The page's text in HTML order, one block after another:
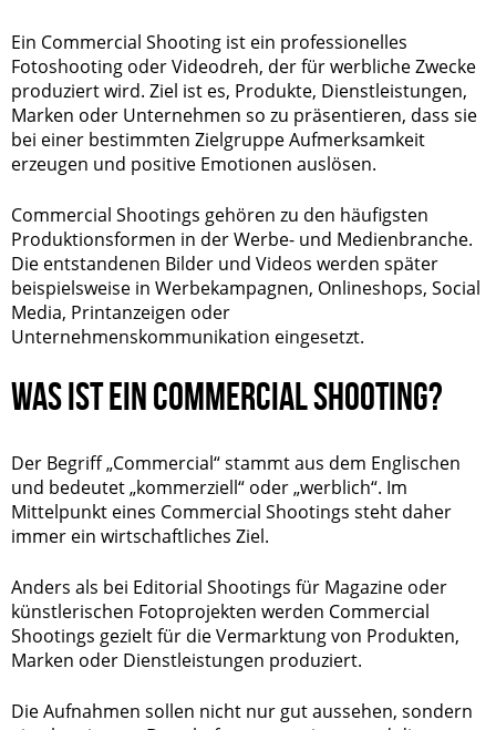
Ein Commercial Shooting ist ein professionelles
Fotoshooting oder Videodreh, der für werbliche Zwecke
produziert wird. Ziel ist es, Produkte, Dienstleistungen,
Marken oder Unternehmen so zu präsentieren, dass sie
bei einer bestimmten Zielgruppe Aufmerksamkeit
erzeugen und positive Emotionen auslösen.
Commercial Shootings gehören zu den häufigsten
Produktionsformen in der Werbe- und Medienbranche.
Die entstandenen Bilder und Videos werden später
beispielsweise in Werbekampagnen, Onlineshops, Social
Media, Printanzeigen oder
Unternehmenskommunikation eingesetzt.
WAS IST EIN COMMERCIAL SHOOTING?
Der Begriff „Commercial“ stammt aus dem Englischen
und bedeutet „kommerziell“ oder „werblich“. Im
Mittelpunkt eines Commercial Shootings steht daher
immer ein wirtschaftliches Ziel.
Anders als bei Editorial Shootings für Magazine oder
künstlerischen Fotoprojekten werden Commercial
Shootings gezielt für die Vermarktung von Produkten,
Marken oder Dienstleistungen produziert.
Die Aufnahmen sollen nicht nur gut aussehen, sondern